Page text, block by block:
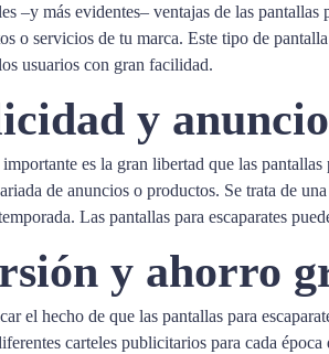
–y más evidentes– ventajas de las
o servicios de tu marca. Este tipo de
usuarios con gran facilidad.
y
es la gran libertad que las
de anuncios o productos. Se trata de
Las pantallas para escaparates
y ahorro
el hecho de que las pantallas para
carteles publicitarios para cada